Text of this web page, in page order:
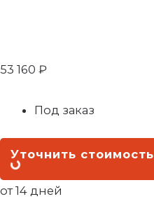
53 160 ₽
Под заказ
Уточнить стоимость
от 14 дней